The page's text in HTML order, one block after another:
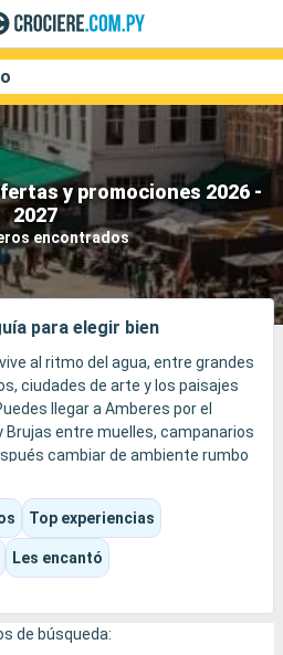
y promociones 2026 -
2027
encontrados
Compañías
Buscar
para elegir bien
al ritmo del agua, entre grandes
ciudades de arte y los paisajes
llegar a Amberes por el
Brujas entre muelles, campanarios
cambiar de ambiente rumbo
densidad: a corta distancia,
cultura urbana, cervezas,
y paseos por los canales.
costero, ideal si te gustan las
del Norte a escala humana.
Top experiencias
Les encantó
de búsqueda: